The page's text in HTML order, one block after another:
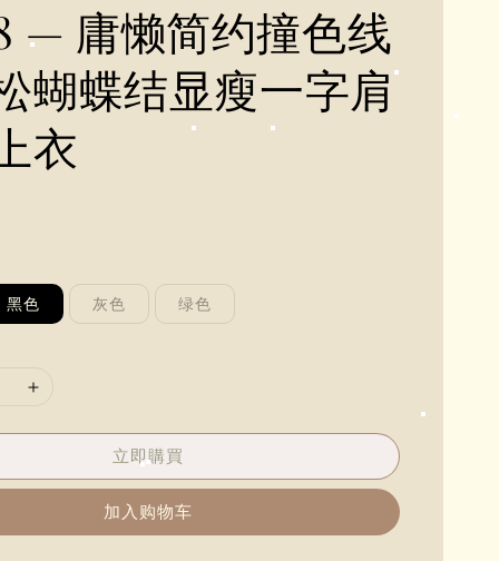
— 庸懒简约撞色线
蝴蝶结显瘦一字肩
衣
黑色 灰色 绿色
立即購買
加入购物车